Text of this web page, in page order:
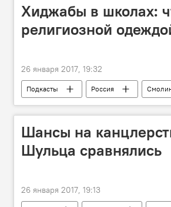
Хиджабы в школах:
религиозной
26 января 2017, 19:32
Подкасты Россия
Шансы на
Шульца сравнялись
26 января 2017, 19:13